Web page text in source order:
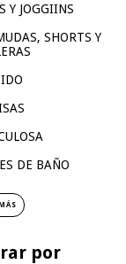
Y JOGGIINS
SHORTS Y
DE BAÑO
por